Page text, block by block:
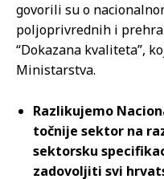
govorili su o
poljoprivrednih i
“Dokazana kvaliteta”,
Ministarstva.
Razlikujemo
točnije sektor na
sektorsku
zadovoljiti svi